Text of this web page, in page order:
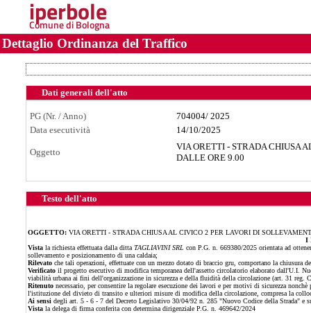
iperbole
Comune di Bologna
Dettaglio Ordinanza del Traffico
Dati generali dell'atto
PG (Nr. / Anno) 704004/ 2025
Data esecutività
14/10/2025
Oggetto
VIA ORETTI - STRADA CHIUSA
DALLE ORE 9.00
Testo dell'atto
OGGETTO: VIA ORETTI - STRADA CHIUSA AL CIVICO 2 PER LAVORI DI
I
Vista la richiesta effettuata dalla ditta TAGLIAVINI SRL con P.G. n. 669380/2025 orientata ad
sollevamento e posizionamento di una caldaia;
Rilevato che tali operazioni, effettuate con un mezzo dotato di braccio gru, comportano la chiusura
Verificato il progetto esecutivo di modifica temporanea dell'assetto circolatorio elaborato dall'U.I.
viabilità urbana ai fini dell'organizzazione in sicurezza e della fluidità della circolazione (art. 31 reg.
Ritenuto necessario, per consentire la regolare esecuzione dei lavori e per motivi di sicurezza
l'istituzione del divieto di transito e ulteriori misure di modifica della circolazione, compresa la
Ai sensi degli art. 5 - 6 - 7 del Decreto Legislativo 30/04/92 n. 285 "Nuovo Codice della Strada" e
Vista la delega di firma conferita con determina dirigenziale P.G. n. 469642/2024